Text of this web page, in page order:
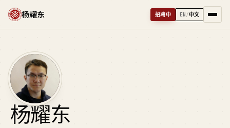
杨耀东 招聘中 EN/中文
杨耀东